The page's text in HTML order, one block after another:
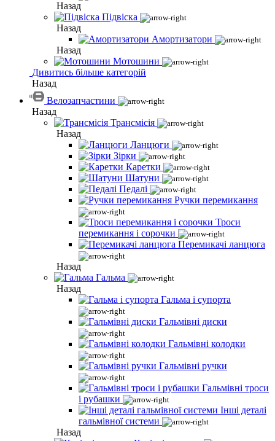
Назад
Підвіска
Назад
Амортизатори
Назад
Мотошини
Дивитись більше категорій
Назад
Велозапчастини
Назад
Трансмісія
Назад
Ланцюги
Зірки
Каретки
Шатуни
Педалі
Ручки перемикання
Троси
перемикання і сорочки
Перемикачі ланцюга
Назад
Гальма
Назад
Гальма і супорта
Гальмівні диски
Гальмівні колодки
Гальмівні ручки
Гальмівні троси
і рубашки
Інші деталі
гальмівної системи
Назад